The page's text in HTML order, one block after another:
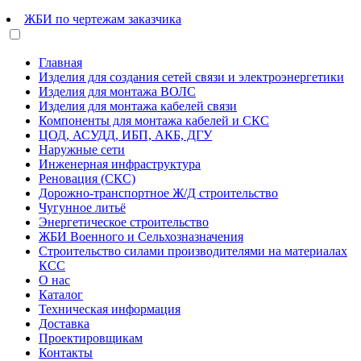
ЖБИ по чертежам заказчика
Главная
Изделия для создания сетей связи и электроэнергетики
Изделия для монтажа ВОЛС
Изделия для монтажа кабелей связи
Компоненты для монтажа кабелей и СКС
ЦОД, АСУДД, ИБП, АКБ, ДГУ
Наружные сети
Инженерная инфраструктура
Реновация (СКС)
Дорожно-транспортное Ж/Д строительство
Чугунное литьё
Энергетическое строительство
ЖБИ Военного и Сельхозназначения
Строительство силами производителями на материалах
КСС
О нас
Каталог
Техническая информация
Доставка
Проектировщикам
Контакты